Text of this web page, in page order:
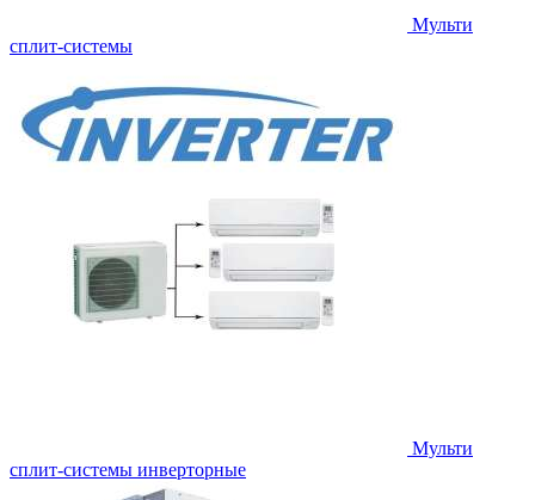
Мульти
сплит-системы
Мульти
сплит-системы инверторные